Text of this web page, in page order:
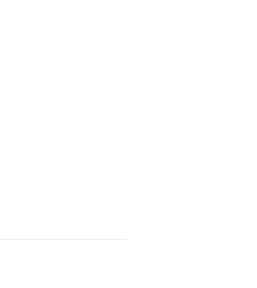
MS021 số lượng